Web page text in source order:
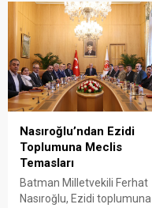
Nasıroğlu’ndan Ezidi
Toplumuna Meclis
Temasları
Batman Milletvekili Ferhat
Nasıroğlu, Ezidi toplumuna